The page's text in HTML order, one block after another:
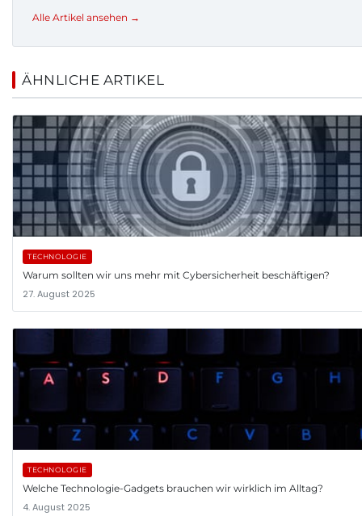
Alle Artikel ansehen →
ÄHNLICHE ARTIKEL
TECHNOLOGIE
Warum sollten wir uns mehr mit Cybersicherheit beschäftigen?
27. August 2025
TECHNOLOGIE
Welche Technologie-Gadgets brauchen wir wirklich im Alltag?
4. August 2025